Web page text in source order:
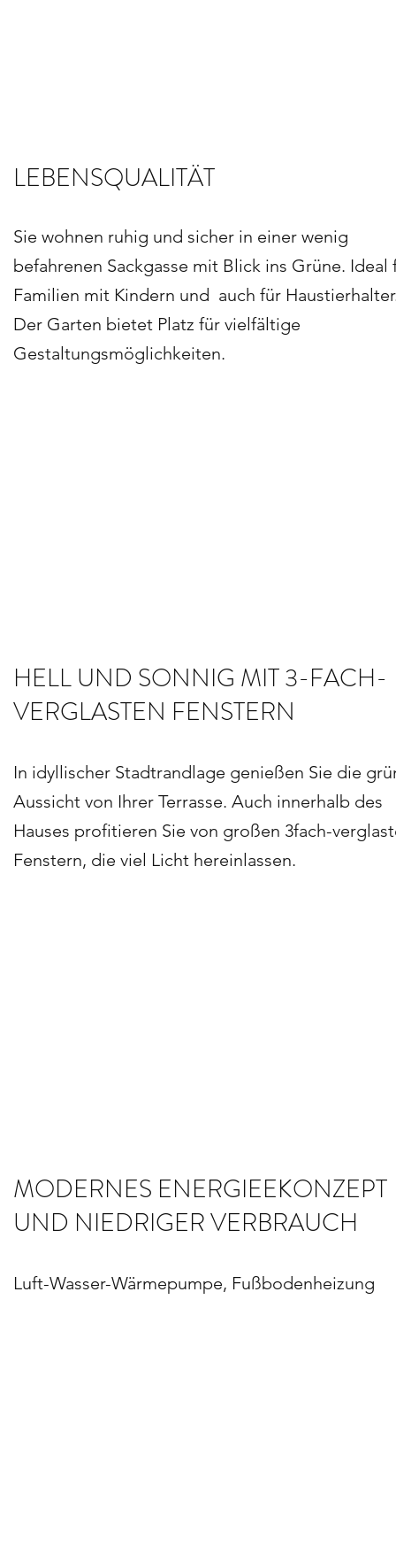
LEBENSQUALITÄT
Sie wohnen ruhig und sicher in einer wenig
befahrenen Sackgasse mit Blick ins Grüne. Ideal
Familien mit Kindern und auch für
Der Garten bietet Platz für vielfältige
Gestaltungsmöglichkeiten.
HELL UND SONNIG MIT 3-FACH-
VERGLASTEN FENSTERN
In idyllischer Stadtrandlage genießen Sie die
Aussicht von Ihrer Terrasse. Auch innerhalb des
Hauses profitieren Sie von großen 3fach-
Fenstern, die viel Licht hereinlassen.
MODERNES ENERGIEEKONZEPT
UND NIEDRIGER VERBRAUCH
Luft-Wasser-Wärmepumpe, Fußbodenheizung